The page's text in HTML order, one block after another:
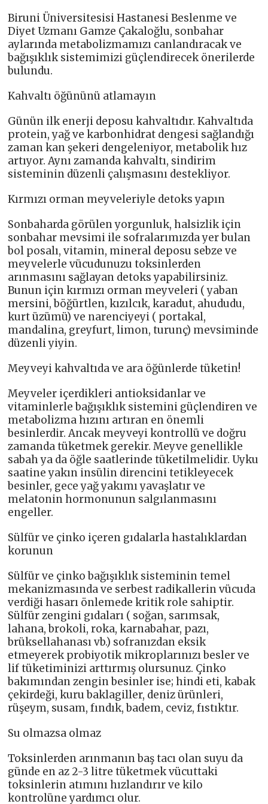
Biruni Üniversitesisi Hastanesi Beslenme ve
Diyet Uzmanı Gamze Çakaloğlu, sonbahar
aylarında metabolizmamızı canlandıracak ve
bağışıklık sistemimizi güçlendirecek önerilerde
bulundu.
Kahvaltı öğününü atlamayın
Günün ilk enerji deposu kahvaltıdır. Kahvaltıda
protein, yağ ve karbonhidrat dengesi sağlandığı
zaman kan şekeri dengeleniyor, metabolik hız
artıyor. Aynı zamanda kahvaltı, sindirim
sisteminin düzenli çalışmasını destekliyor.
Kırmızı orman meyveleriyle detoks yapın
Sonbaharda görülen yorgunluk, halsizlik için
sonbahar mevsimi ile sofralarımızda yer bulan
bol posalı, vitamin, mineral deposu sebze ve
meyvelerle vücudunuzu toksinlerden
arınmasını sağlayan detoks yapabilirsiniz.
Bunun için kırmızı orman meyveleri ( yaban
mersini, böğürtlen, kızılcık, karadut, ahududu,
kurt üzümü) ve narenciyeyi ( portakal,
mandalina, greyfurt, limon, turunç) mevsiminde
düzenli yiyin.
Meyveyi kahvaltıda ve ara öğünlerde tüketin!
Meyveler içerdikleri antioksidanlar ve
vitaminlerle bağışıklık sistemini güçlendiren ve
metabolizma hızını artıran en önemli
besinlerdir. Ancak meyveyi kontrollü ve doğru
zamanda tüketmek gerekir. Meyve genellikle
sabah ya da öğle saatlerinde tüketilmelidir. Uyku
saatine yakın insülin direncini tetikleyecek
besinler, gece yağ yakımı yavaşlatır ve
melatonin hormonunun salgılanmasını
engeller.
Sülfür ve çinko içeren gıdalarla hastalıklardan
korunun
Sülfür ve çinko bağışıklık sisteminin temel
mekanizmasında ve serbest radikallerin vücuda
verdiği hasarı önlemede kritik role sahiptir.
Sülfür zengini gıdaları ( soğan, sarımsak,
lahana, brokoli, roka, karnabahar, pazı,
brüksellahanası vb.) sofranızdan eksik
etmeyerek probiyotik mikroplarınızı besler ve
lif tüketiminizi arttırmış olursunuz. Çinko
bakımından zengin besinler ise; hindi eti, kabak
çekirdeği, kuru baklagiller, deniz ürünleri,
rüşeym, susam, fındık, badem, ceviz, fıstıktır.
Su olmazsa olmaz
Toksinlerden arınmanın baş tacı olan suyu da
günde en az 2-3 litre tüketmek vücuttaki
toksinlerin atımını hızlandırır ve kilo
kontrolüne yardımcı olur.